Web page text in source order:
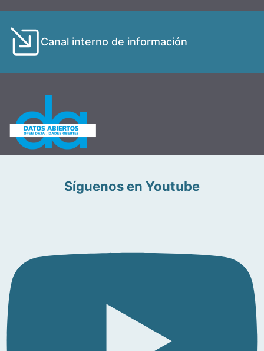
Canal interno de información
Síguenos en Youtube